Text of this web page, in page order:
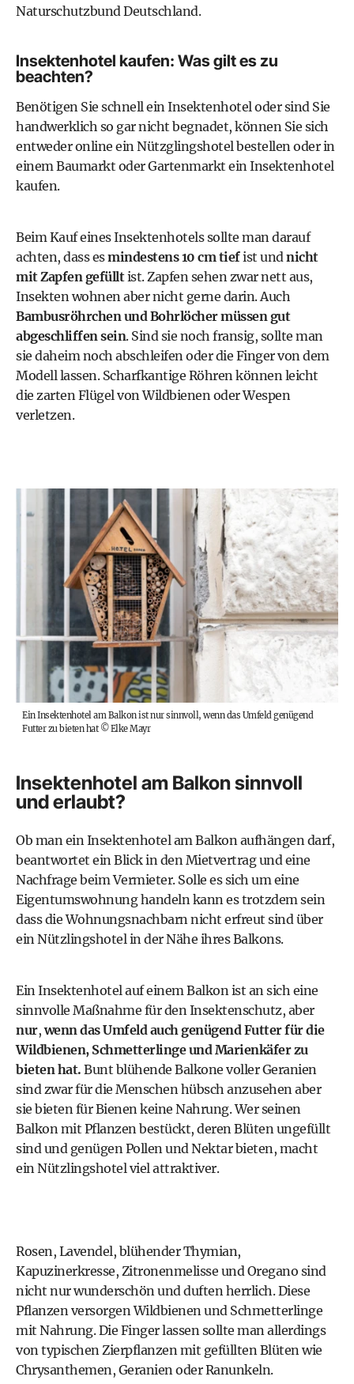
Naturschutzbund Deutschland.
Insektenhotel kaufen: Was gilt es zu
beachten?
Benötigen Sie schnell ein Insektenhotel oder sind Sie
handwerklich so gar nicht begnadet, können Sie sich
entweder online ein Nützglingshotel bestellen oder in
einem Baumarkt oder Gartenmarkt ein Insektenhotel
kaufen.
Beim Kauf eines Insektenhotels sollte man darauf
achten, dass esmindestens 10 cm tiefist und nicht
mitZapfen gefülltist. Zapfen sehen zwar nett aus,
Insekten wohnen aber nicht gerne darin. Auch
Bambusröhrchen und Bohrlöcher müssen gut
abgeschliffen sein. Sind sie noch fransig, sollte man
sie daheim noch abschleifen oder die Finger von dem
Modell lassen. Scharfkantige Röhren können leicht
die zarten Flügel von Wildbienen oder Wespen
verletzen.
Ein Insektenhotel am Balkon ist nur sinnvoll, wenn das Umfeld genügend
Futter zu bieten hat©Elke Mayr
Insektenhotel am Balkon sinnvoll
und erlaubt?
Ob man ein Insektenhotel am Balkon aufhängen darf,
beantwortet ein Blick in denMietvertragund eine
Nachfrage beim Vermieter. Solle es sich um eine
Eigentumswohnung handeln kann es trotzdem sein
dass die Wohnungsnachbarn nicht erfreut sind über
ein Nützlingshotel in der Nähe ihres Balkons.
Ein Insektenhotel auf einem Balkon ist an sich eine
sinnvolle Maßnahme für den Insektenschutz, aber
nur,wenn das Umfeld auch genügend Futter für die
Wildbienen, Schmetterlinge und Marienkäfer zu
bieten hat. Bunt blühende Balkone vollerGeranien
sind zwar für die Menschen hübsch anzusehen aber
sie bieten für Bienen keine Nahrung. Wer seinen
Balkon mit Pflanzen bestückt, deren Blüten ungefüllt
sind und genügen Pollen und Nektar bieten, macht
ein Nützlingshotel viel attraktiver.
Rosen, Lavendel, blühender Thymian,
Kapuzinerkresse, Zitronenmelisse und Oregano sind
nicht nur wunderschön und duften herrlich. Diese
Pflanzen versorgen Wildbienen und Schmetterlinge
mit Nahrung. Die Finger lassen sollte man allerdings
von typischen Zierpflanzen mit gefüllten Blüten wie
Chrysanthemen, Geranien oder Ranunkeln.